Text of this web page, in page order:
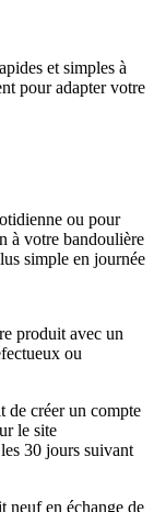
et simples à
pour adapter votre
ou pour
à votre bandoulière
simple en journée
produit avec un
ou
de créer un compte
le site
30 jours suivant
en échange de